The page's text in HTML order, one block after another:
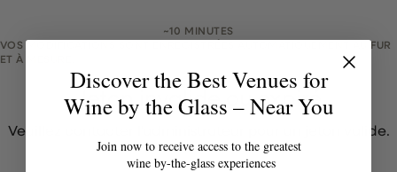
~10 MINUTES
VOS MODIFICATIONS SONT ENREGISTRÉES AUTOMATIQUEMENT AU FUR
ET À MESURE.
Jeton invalide ou expiré
Veuillez contacter l'administrateur pour un jeton valide.
Discover the Best Venues for
Wine by the Glass – Near You
Join now to receive access to the greatest
wine by-the-glass experiences